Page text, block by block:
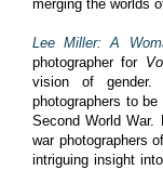
merging the worlds
Lee Miller: A
photographer for
vision of
photographers to
Second World
war photographers
intriguing insight